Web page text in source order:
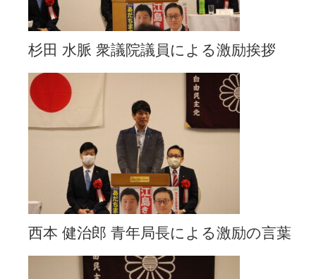
杉田 水脈 衆議院議員による激励挨拶
西本 健治郎 青年局長による激励の言葉